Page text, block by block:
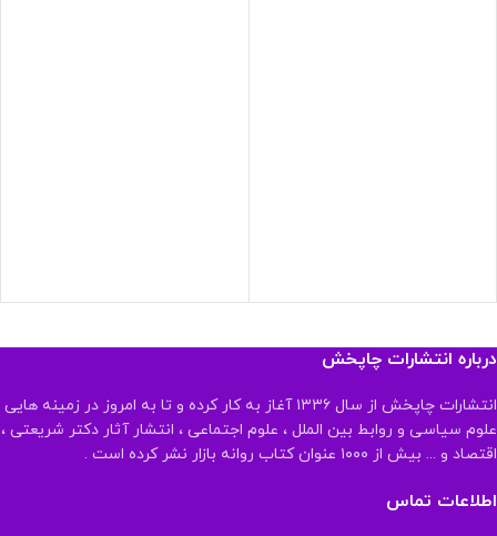
درباره انتشارات چاپخش
انتشارات چاپخش از سال ۱۳۳۶ آغاز به کار کرده و تا به امروز در زمینه هایی
علوم سیاسی و روابط بین الملل ، علوم اجتماعی ، انتشار آثار دکتر شریعتی ،
اقتصاد و ... بیش از ۱۰۰۰ عنوان کتاب روانه بازار نشر کرده است .
اطلاعات تماس